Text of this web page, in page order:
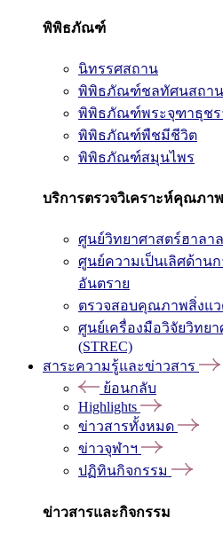
พิพิธภัณฑ์
นิทรรศสถาน
พิพิธภัณฑ์ชลทัศนสถาน
พิพิธภัณฑ์พระจุฑาธุชร
พิพิธภัณฑ์พืชมีชีวิต
พิพิธภัณฑ์สมุนไพร
บริการตรวจวิเคราะห์คุณภาพ
ศูนย์วิทยาศาสตร์ฮาลาล
ศูนย์ความเป็นเลิศด้าน
อันตราย
ตรวจสอบคุณภาพสิ่งแ
ศูนย์เครื่องมือวิจัยวิทย
(STREC)
สาระความรู้และข่าวสาร
ย้อนกลับ
Highlights
ข่าวสารทั้งหมด
ข่าวจุฬาฯ
ปฏิทินกิจกรรม
ข่าวสารและกิจกรรม